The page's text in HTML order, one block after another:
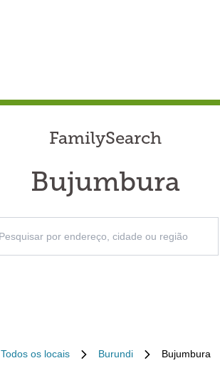
FamilySearch
Bujumbura
Todos os locais Burundi Bujumbura